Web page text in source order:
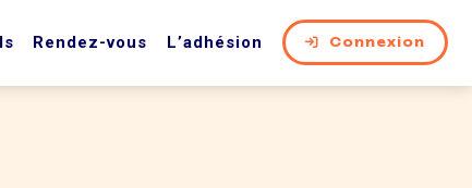
Rendez-vous L’adhésion Connexion